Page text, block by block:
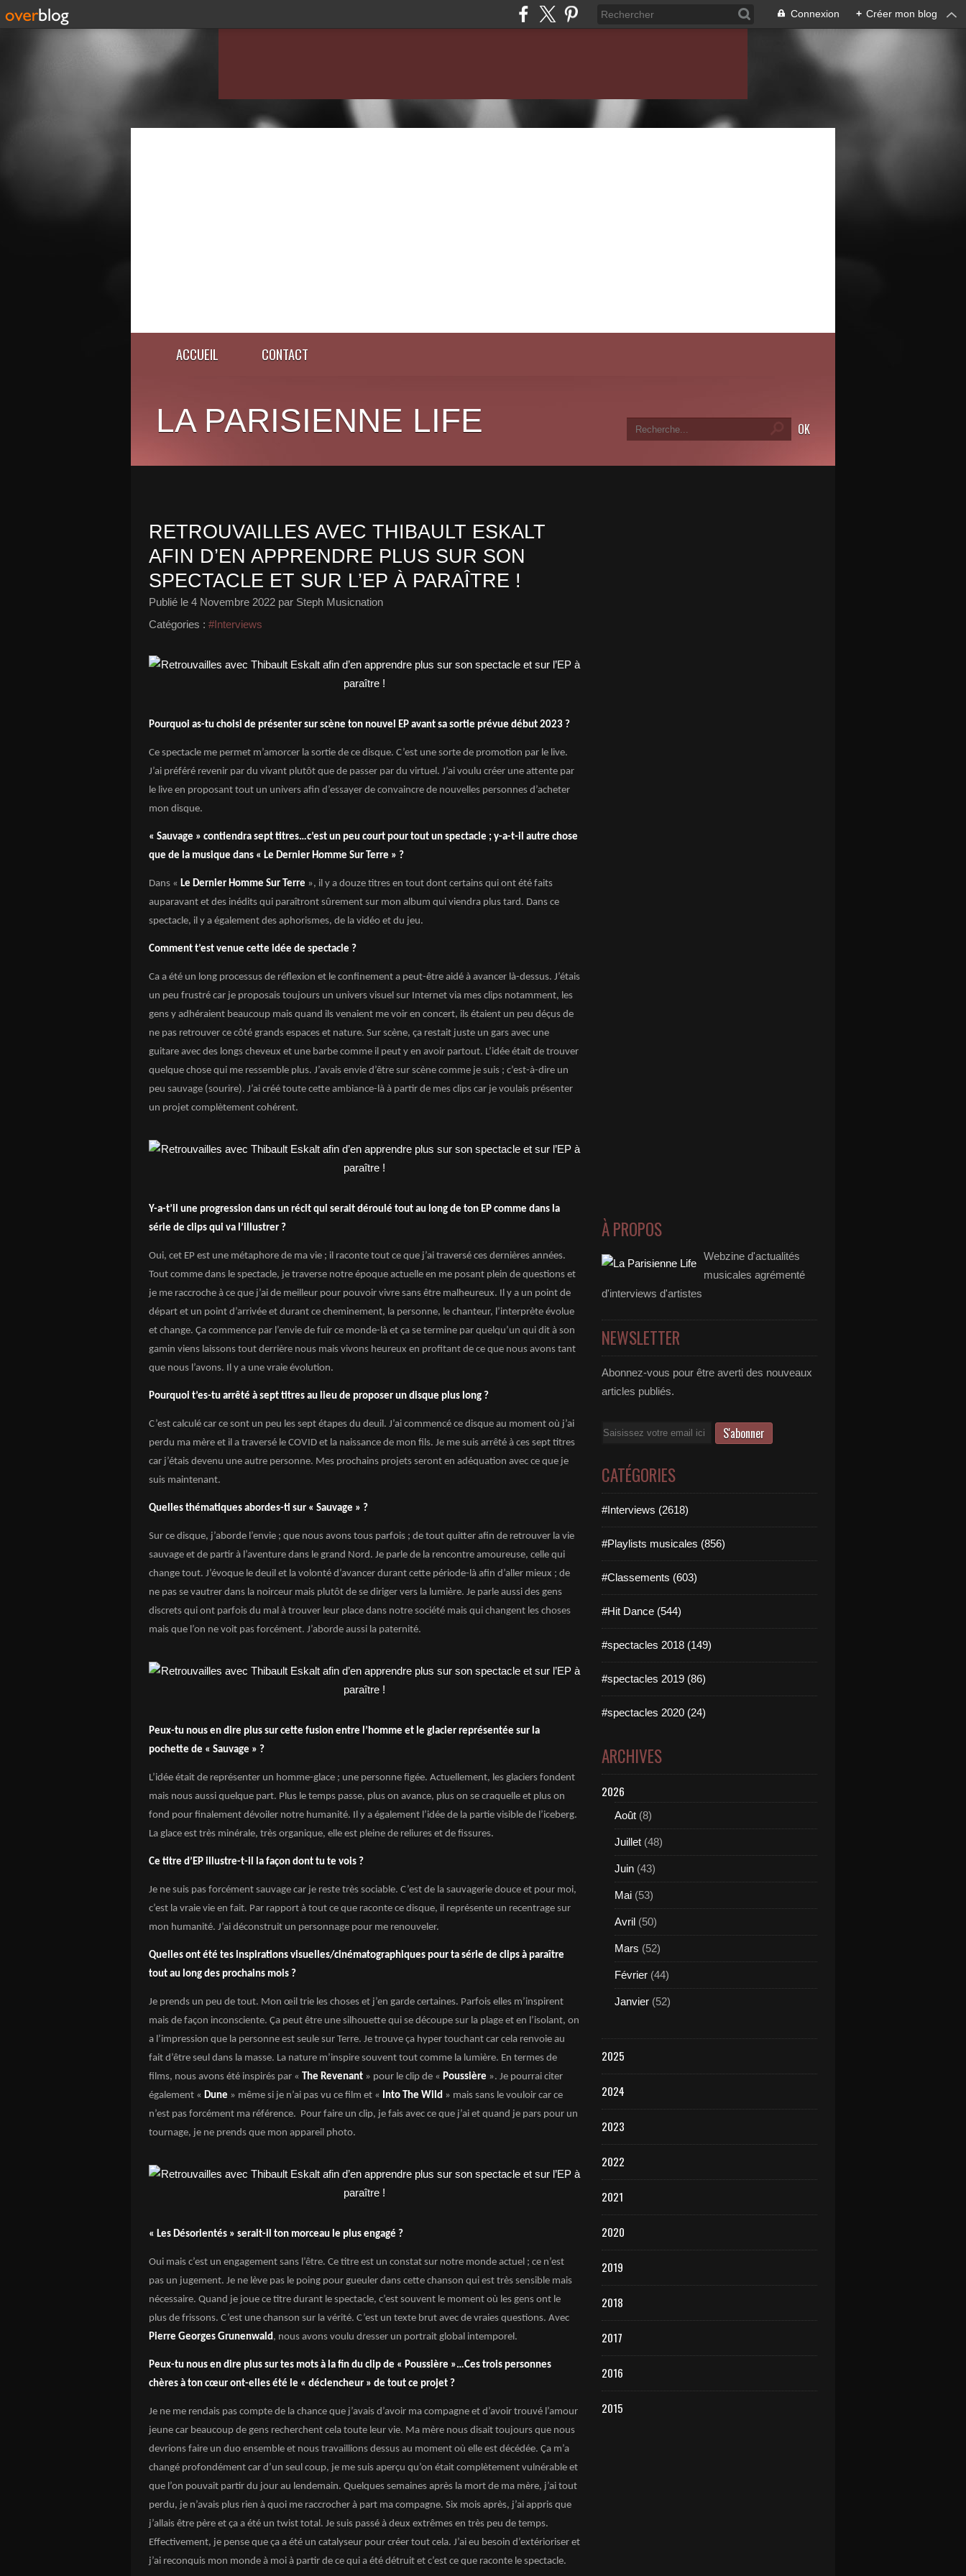
Connexion + Créer mon blog
ACCUEIL CONTACT
LA PARISIENNE LIFE
RETROUVAILLES AVEC THIBAULT ESKALT
AFIN D’EN APPRENDRE PLUS SUR SON
SPECTACLE ET SUR L’EP À PARAÎTRE !
Publié le 4 Novembre 2022 par Steph Musicnation
Catégories : #Interviews
Pourquoi as-tu choisi de présenter sur scène ton nouvel EP avant sa sortie prévue début 2023 ?
Ce spectacle me permet m’amorcer la sortie de ce disque. C’est une sorte de promotion par le live.
J’ai préféré revenir par du vivant plutôt que de passer par du virtuel. J’ai voulu créer une attente par
le live en proposant tout un univers afin d’essayer de convaincre de nouvelles personnes d’acheter
mon disque.
« Sauvage » contiendra sept titres…c’est un peu court pour tout un spectacle ; y-a-t-il autre chose
que de la musique dans « Le Dernier Homme Sur Terre » ?
Dans « Le Dernier Homme Sur Terre », il y a douze titres en tout dont certains qui ont été faits
auparavant et des inédits qui paraîtront sûrement sur mon album qui viendra plus tard. Dans ce
spectacle, il y a également des aphorismes, de la vidéo et du jeu.
Comment t’est venue cette idée de spectacle ?
Ca a été un long processus de réflexion et le confinement a peut-être aidé à avancer là-dessus. J’étais
un peu frustré car je proposais toujours un univers visuel sur Internet via mes clips notamment, les
gens y adhéraient beaucoup mais quand ils venaient me voir en concert, ils étaient un peu déçus de
ne pas retrouver ce côté grands espaces et nature. Sur scène, ça restait juste un gars avec une
guitare avec des longs cheveux et une barbe comme il peut y en avoir partout. L’idée était de trouver
quelque chose qui me ressemble plus. J’avais envie d’être sur scène comme je suis ; c’est-à-dire un
peu sauvage (sourire). J’ai créé toute cette ambiance-là à partir de mes clips car je voulais présenter
un projet complètement cohérent.
Y-a-t’il une progression dans un récit qui serait déroulé tout au long de ton EP comme dans la
série de clips qui va l’illustrer ?
Oui, cet EP est une métaphore de ma vie ; il raconte tout ce que j’ai traversé ces dernières années.
Tout comme dans le spectacle, je traverse notre époque actuelle en me posant plein de questions et
je me raccroche à ce que j’ai de meilleur pour pouvoir vivre sans être malheureux. Il y a un point de
départ et un point d’arrivée et durant ce cheminement, la personne, le chanteur, l’interprète évolue
et change. Ça commence par l’envie de fuir ce monde-là et ça se termine par quelqu’un qui dit à son
gamin viens laissons tout derrière nous mais vivons heureux en profitant de ce que nous avons tant
que nous l’avons. Il y a une vraie évolution.
Pourquoi t’es-tu arrêté à sept titres au lieu de proposer un disque plus long ?
C’est calculé car ce sont un peu les sept étapes du deuil. J’ai commencé ce disque au moment où j’ai
perdu ma mère et il a traversé le COVID et la naissance de mon fils. Je me suis arrêté à ces sept titres
car j’étais devenu une autre personne. Mes prochains projets seront en adéquation avec ce que je
suis maintenant.
Quelles thématiques abordes-ti sur « Sauvage » ?
Sur ce disque, j’aborde l’envie ; que nous avons tous parfois ; de tout quitter afin de retrouver la vie
sauvage et de partir à l’aventure dans le grand Nord. Je parle de la rencontre amoureuse, celle qui
change tout. J’évoque le deuil et la volonté d’avancer durant cette période-là afin d’aller mieux ; de
ne pas se vautrer dans la noirceur mais plutôt de se diriger vers la lumière. Je parle aussi des gens
discrets qui ont parfois du mal à trouver leur place dans notre société mais qui changent les choses
mais que l’on ne voit pas forcément. J’aborde aussi la paternité.
Peux-tu nous en dire plus sur cette fusion entre l’homme et le glacier représentée sur la
pochette de « Sauvage » ?
L’idée était de représenter un homme-glace ; une personne figée. Actuellement, les glaciers fondent
mais nous aussi quelque part. Plus le temps passe, plus on avance, plus on se craquelle et plus on
fond pour finalement dévoiler notre humanité. Il y a également l’idée de la partie visible de l’iceberg.
La glace est très minérale, très organique, elle est pleine de reliures et de fissures.
Ce titre d’EP illustre-t-il la façon dont tu te vois ?
Je ne suis pas forcément sauvage car je reste très sociable. C’est de la sauvagerie douce et pour moi,
c’est la vraie vie en fait. Par rapport à tout ce que raconte ce disque, il représente un recentrage sur
mon humanité. J’ai déconstruit un personnage pour me renouveler.
Quelles ont été tes inspirations visuelles/cinématographiques pour ta série de clips à paraître
tout au long des prochains mois ?
Je prends un peu de tout. Mon œil trie les choses et j’en garde certaines. Parfois elles m’inspirent
mais de façon inconsciente. Ça peut être une silhouette qui se découpe sur la plage et en l’isolant, on
a l’impression que la personne est seule sur Terre. Je trouve ça hyper touchant car cela renvoie au
fait d’être seul dans la masse. La nature m’inspire souvent tout comme la lumière. En termes de
films, nous avons été inspirés par « The Revenant » pour le clip de « Poussière ». Je pourrai citer
également « Dune » même si je n’ai pas vu ce film et « Into The Wild » mais sans le vouloir car ce
n’est pas forcément ma référence. Pour faire un clip, je fais avec ce que j’ai et quand je pars pour un
tournage, je ne prends que mon appareil photo.
« Les Désorientés » serait-il ton morceau le plus engagé ?
Oui mais c’est un engagement sans l’être. Ce titre est un constat sur notre monde actuel ; ce n’est
pas un jugement. Je ne lève pas le poing pour gueuler dans cette chanson qui est très sensible mais
nécessaire. Quand je joue ce titre durant le spectacle, c’est souvent le moment où les gens ont le
plus de frissons. C’est une chanson sur la vérité. C’est un texte brut avec de vraies questions. Avec
Pierre Georges Grunenwald, nous avons voulu dresser un portrait global intemporel.
Peux-tu nous en dire plus sur tes mots à la fin du clip de « Poussière »…Ces trois personnes
chères à ton cœur ont-elles été le « déclencheur » de tout ce projet ?
Je ne me rendais pas compte de la chance que j’avais d’avoir ma compagne et d’avoir trouvé l’amour
jeune car beaucoup de gens recherchent cela toute leur vie. Ma mère nous disait toujours que nous
devrions faire un duo ensemble et nous travaillions dessus au moment où elle est décédée. Ça m’a
changé profondément car d’un seul coup, je me suis aperçu qu’on était complètement vulnérable et
que l’on pouvait partir du jour au lendemain. Quelques semaines après la mort de ma mère, j’ai tout
perdu, je n’avais plus rien à quoi me raccrocher à part ma compagne. Six mois après, j’ai appris que
j’allais être père et ça a été un twist total. Je suis passé à deux extrêmes en très peu de temps.
Effectivement, je pense que ça a été un catalyseur pour créer tout cela. J’ai eu besoin d’extérioriser et
j’ai reconquis mon monde à moi à partir de ce qui a été détruit et c’est ce que raconte le spectacle.
À PROPOS
Webzine d'actualités
musicales agrémenté
d'interviews d'artistes
NEWSLETTER
Abonnez-vous pour être averti des nouveaux
articles publiés.
Email
CATÉGORIES
#Interviews (2618)
#Playlists musicales (856)
#Classements (603)
#Hit Dance (544)
#spectacles 2018 (149)
#spectacles 2019 (86)
#spectacles 2020 (24)
ARCHIVES
2026
Août (8)
Juillet (48)
Juin (43)
Mai (53)
Avril (50)
Mars (52)
Février (44)
Janvier (52)
2025
2024
2023
2022
2021
2020
2019
2018
2017
2016
2015